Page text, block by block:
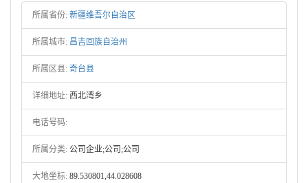
所属省份: 新疆维吾尔自治区
所属城市: 昌吉回族自治州
所属区县: 奇台县
详细地址: 西北湾乡
电话号码:
所属分类: 公司企业;公司;公司
大地坐标: 89.530801,44.028608